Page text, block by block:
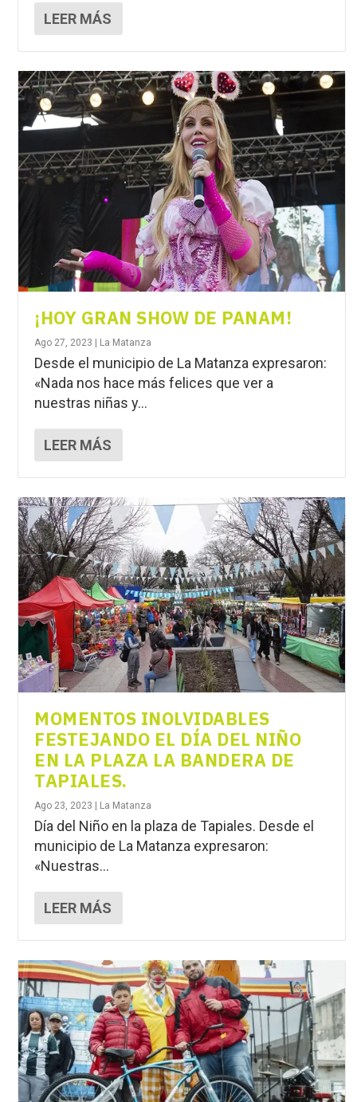
LEER MÁS
¡HOY GRAN SHOW DE PANAM!
Ago 27, 2023 | La Matanza
Desde el municipio de La Matanza expresaron:
«Nada nos hace más felices que ver a
nuestras niñas y...
LEER MÁS
MOMENTOS INOLVIDABLES
FESTEJANDO EL DÍA DEL NIÑO
EN LA PLAZA LA BANDERA DE
TAPIALES.
Ago 23, 2023 La Matanza
Día del Niño en la plaza de Tapiales. Desde el
municipio de La Matanza expresaron:
«Nuestras...
LEER MÁS